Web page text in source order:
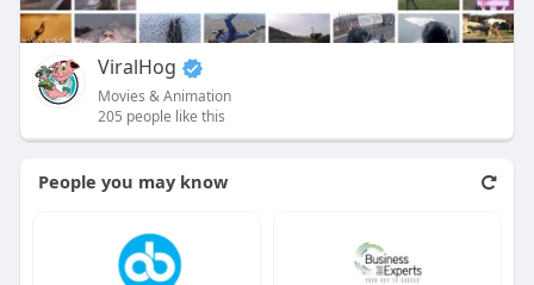
ViralHog
Movies & Animation
205 people like this
People you may know